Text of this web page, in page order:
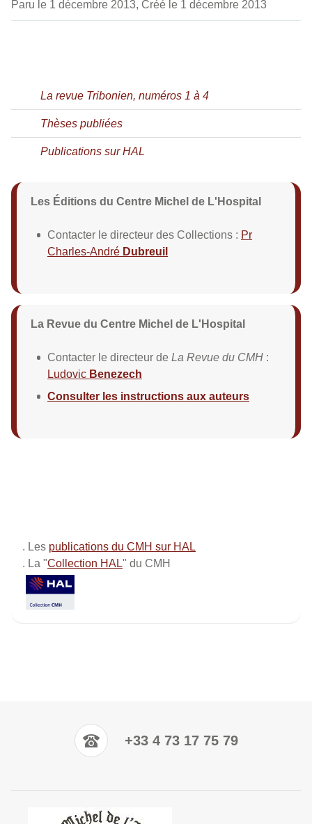
Paru le 1 décembre 2013, Créé le 1 décembre 2013
La revue Tribonien, numéros 1 à 4
Thèses publiées
Publications sur HAL
Les Éditions du Centre Michel de L'Hospital
Contacter le directeur des Collections : Pr
Charles-André Dubreuil
La Revue du Centre Michel de L'Hospital
Contacter le directeur de La Revue du CMH :
Ludovic Benezech
Consulter les instructions aux auteurs
. Les publications du CMH sur HAL
. La "Collection HAL" du CMH
+33 4 73 17 75 79